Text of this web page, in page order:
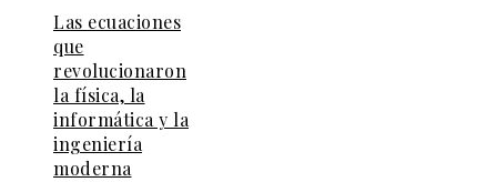
Las ecuaciones
que
revolucionaron
la física, la
informática y la
ingeniería
moderna